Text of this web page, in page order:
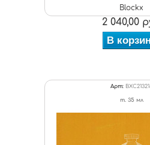
Blockx
2 040,00
В
Арт:
т. 35 мл